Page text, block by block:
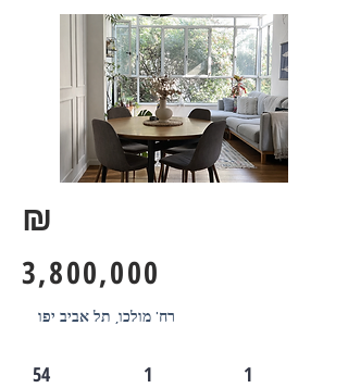
₪
3,800,000
רח' מולכו, תל אביב יפו
54 1 1